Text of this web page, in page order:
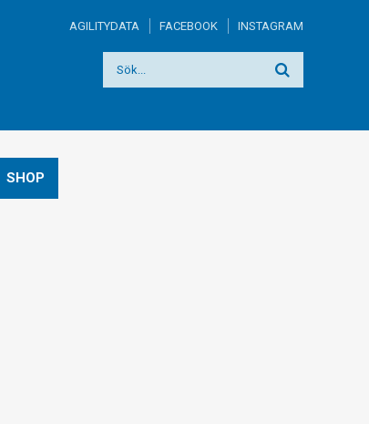
AGILITYDATA FACEBOOK INSTAGRAM
SHOP